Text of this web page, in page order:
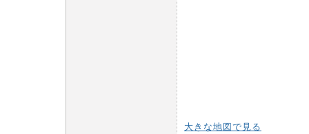
大きな地図で見る